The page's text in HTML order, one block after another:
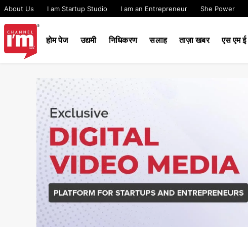
About Us I am Startup Studio I am an Entrepreneur She Power
होम पेज उद्यमी निधिकरण सलाह ताज़ा खबर एस एम ई